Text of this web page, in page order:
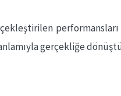
gerçekliğe